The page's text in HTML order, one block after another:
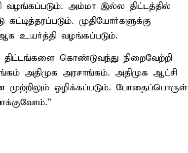
வழங்கப்படும். அம்மா இல்ல திட்டத்தில்
முதியோர்களுக்கு
உயர்த்தி வழங்கப்படும்.
கொண்டுவந்து நிறைவேற்றி
அதிமுக அரசாங்கம். அதிமுக ஆட்சி
முற்றிலும் ஒழிக்கப்படும். போதைப்பொருள்